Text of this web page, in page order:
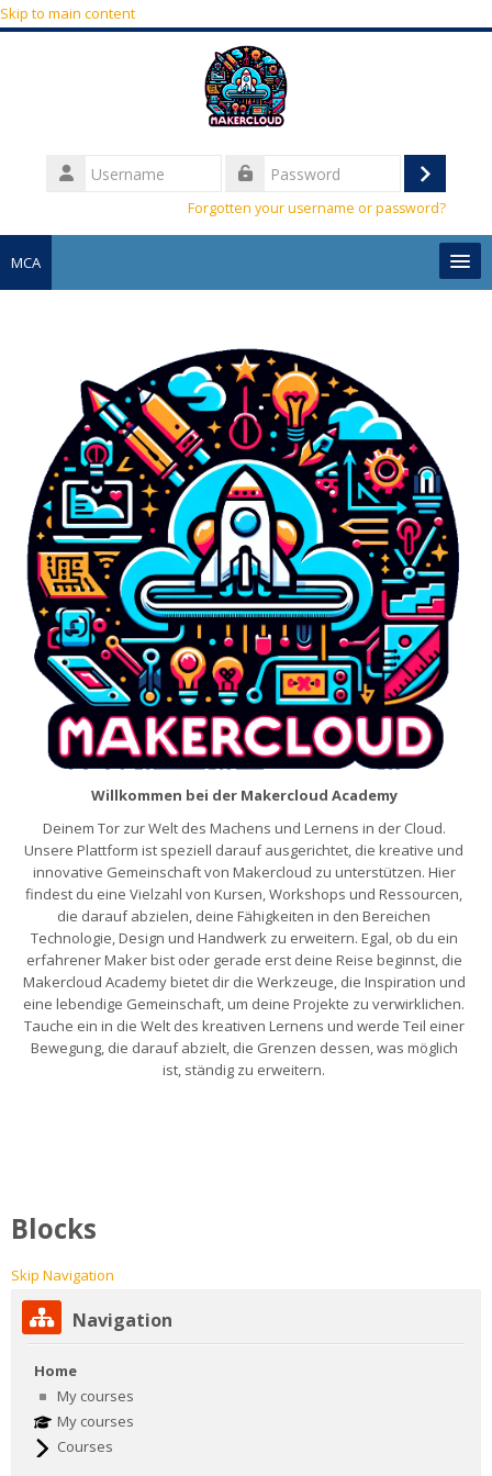
Skip to main content
Username
Log
Forgotten your username or password?
MCA
Search
courses
Willkommen bei der Makercloud Academy
Deinem Tor zur Welt des Machens und Lernens in der Cloud.
Unsere Plattform ist speziell darauf ausgerichtet, die kreative und
innovative Gemeinschaft von Makercloud zu unterstützen. Hier
findest du eine Vielzahl von Kursen, Workshops und Ressourcen,
die darauf abzielen, deine Fähigkeiten in den Bereichen
Technologie, Design und Handwerk zu erweitern. Egal, ob du ein
erfahrener Maker bist oder gerade erst deine Reise beginnst, die
Makercloud Academy bietet dir die Werkzeuge, die Inspiration und
eine lebendige Gemeinschaft, um deine Projekte zu verwirklichen.
Tauche ein in die Welt des kreativen Lernens und werde Teil einer
Bewegung, die darauf abzielt, die Grenzen dessen, was möglich
ist, ständig zu erweitern.
Blocks
Skip Navigation
Navigation
Home
My courses
My courses
Courses